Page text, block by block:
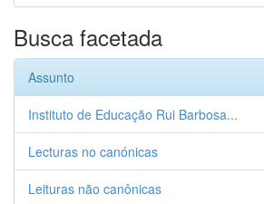
Busca facetada
Assunto
Instituto de Educação Rui Barbosa...
Lecturas no canónicas
Leituras não canônicas